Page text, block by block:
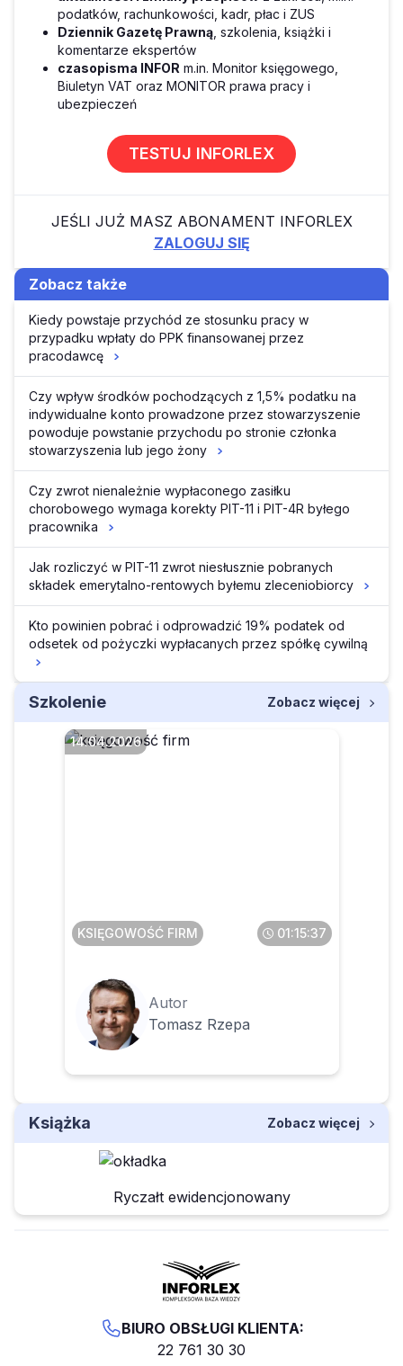
podatków, rachunkowości, kadr, płac i ZUS
Dziennik Gazetę Prawną , szkolenia, książki i
komentarze ekspertów
czasopisma INFOR m.in. Monitor księgowego,
Biuletyn VAT oraz MONITOR prawa pracy i
ubezpieczeń
TESTUJ INFORLEX
JEŚLI JUŻ MASZ ABONAMENT INFORLEX
ZALOGUJ SIĘ
Zobacz także
Kiedy powstaje przychód ze stosunku pracy w
przypadku wpłaty do PPK finansowanej przez
pracodawcę
Czy wpływ środków pochodzących z 1,5% podatku na
indywidualne konto prowadzone przez stowarzyszenie
powoduje powstanie przychodu po stronie członka
stowarzyszenia lub jego żony
Czy zwrot nienależnie wypłaconego zasiłku
chorobowego wymaga korekty PIT-11 i PIT-4R byłego
pracownika
Jak rozliczyć w PIT-11 zwrot niesłusznie pobranych
składek emerytalno-rentowych byłemu zleceniobiorcy
Kto powinien pobrać i odprowadzić 19% podatek od
odsetek od pożyczki wypłacanych przez spółkę cywilną
Szkolenie Zobacz więcej
14.04.2026
KSIĘGOWOŚĆ FIRM 01:15:37
Autor
Tomasz Rzepa
Książka Zobacz więcej
Ryczałt ewidencjonowany
BIURO OBSŁUGI KLIENTA:
22 761 30 30